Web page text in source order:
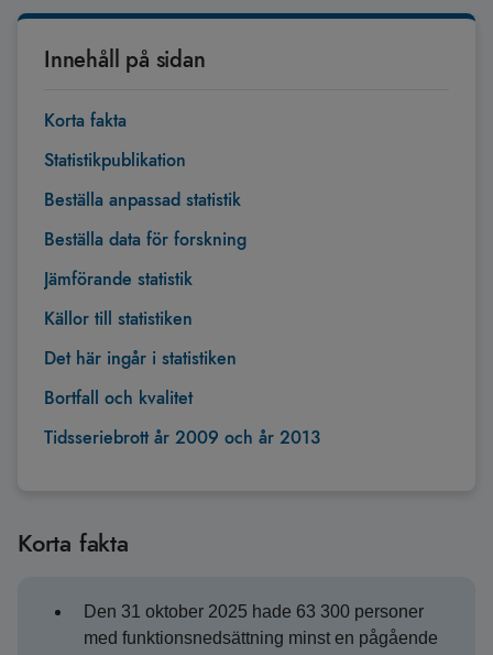
Innehåll på sidan
Korta fakta
Statistikpublikation
Beställa anpassad statistik
Beställa data för forskning
Jämförande statistik
Källor till statistiken
Det här ingår i statistiken
Bortfall och kvalitet
Tidsseriebrott år 2009 och år 2013
Korta fakta
Den 31 oktober 2025 hade 63 300 personer
med funktionsnedsättning minst en pågående